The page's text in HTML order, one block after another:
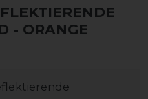
- ORANGE